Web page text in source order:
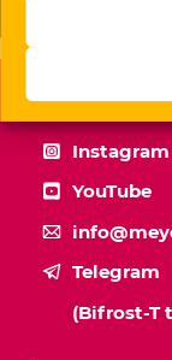
Instagram
YouTube
Telegram
(Bifrost-T